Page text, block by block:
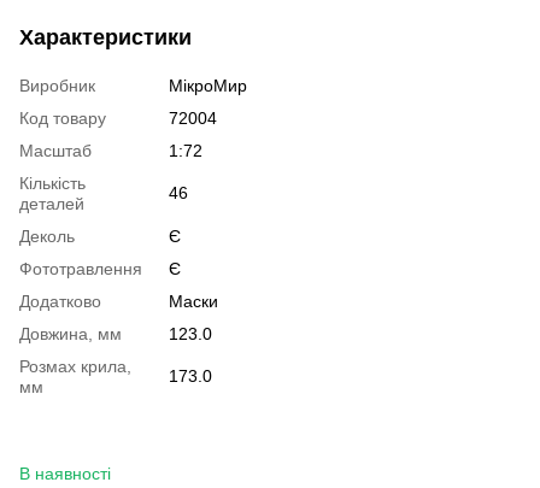
Характеристики
Виробник
МікроМир
Код товару
72004
Масштаб
1:72
Кількість
деталей
46
Деколь
Є
Фототравлення
Є
Додатково
Маски
Довжина, мм
123.0
Розмах крила,
мм
173.0
В наявності